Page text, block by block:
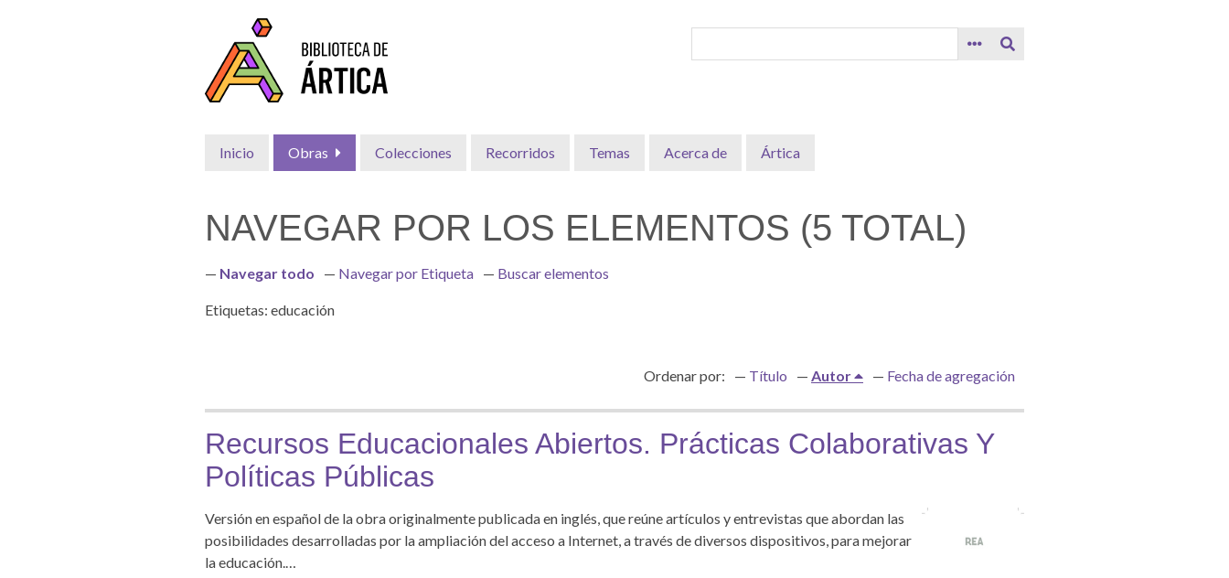
Inicio Obras Colecciones Recorridos Temas Acerca de Ártica
NAVEGAR POR LOS ELEMENTOS (5 TOTAL)
Navegar todo Navegar por Etiqueta Buscar elementos
Etiquetas: educación
Ordenar por: Título Autor Fecha de agregación
Recursos Educacionales Abiertos. Prácticas Colaborativas Y
Políticas Públicas
Versión en español de la obra originalmente publicada en inglés, que reúne artículos y entrevistas que abordan las
posibilidades desarrolladas por la ampliación del acceso a Internet, a través de diversos dispositivos, para mejorar
la educación.…